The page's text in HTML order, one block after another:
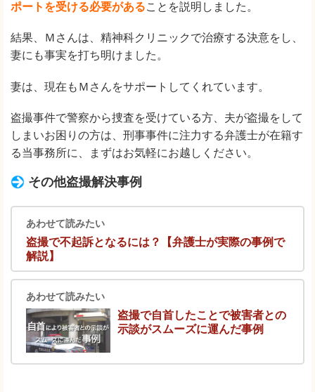
ポートを受ける必要があることを説明しました。
結果、Ｍさんは、精神科クリニックで治療する決意をし、
妻にも事実を打ち明けました。
妻は、現在もＭさんをサポートしてくれています。
盗撮事件で警察から捜査を受けている方、夫が盗撮をして
しまいお困りの方は、刑事事件に注力する弁護士が在籍す
る当事務所に、まずはお気軽にお越しください。
その他盗撮解決事例
あわせて読みたい
盗撮で不起訴となるには？【弁護士が実際の事例で
解説】
あわせて読みたい
盗撮で自首したことで被害者との
示談がスムーズに運んだ事例